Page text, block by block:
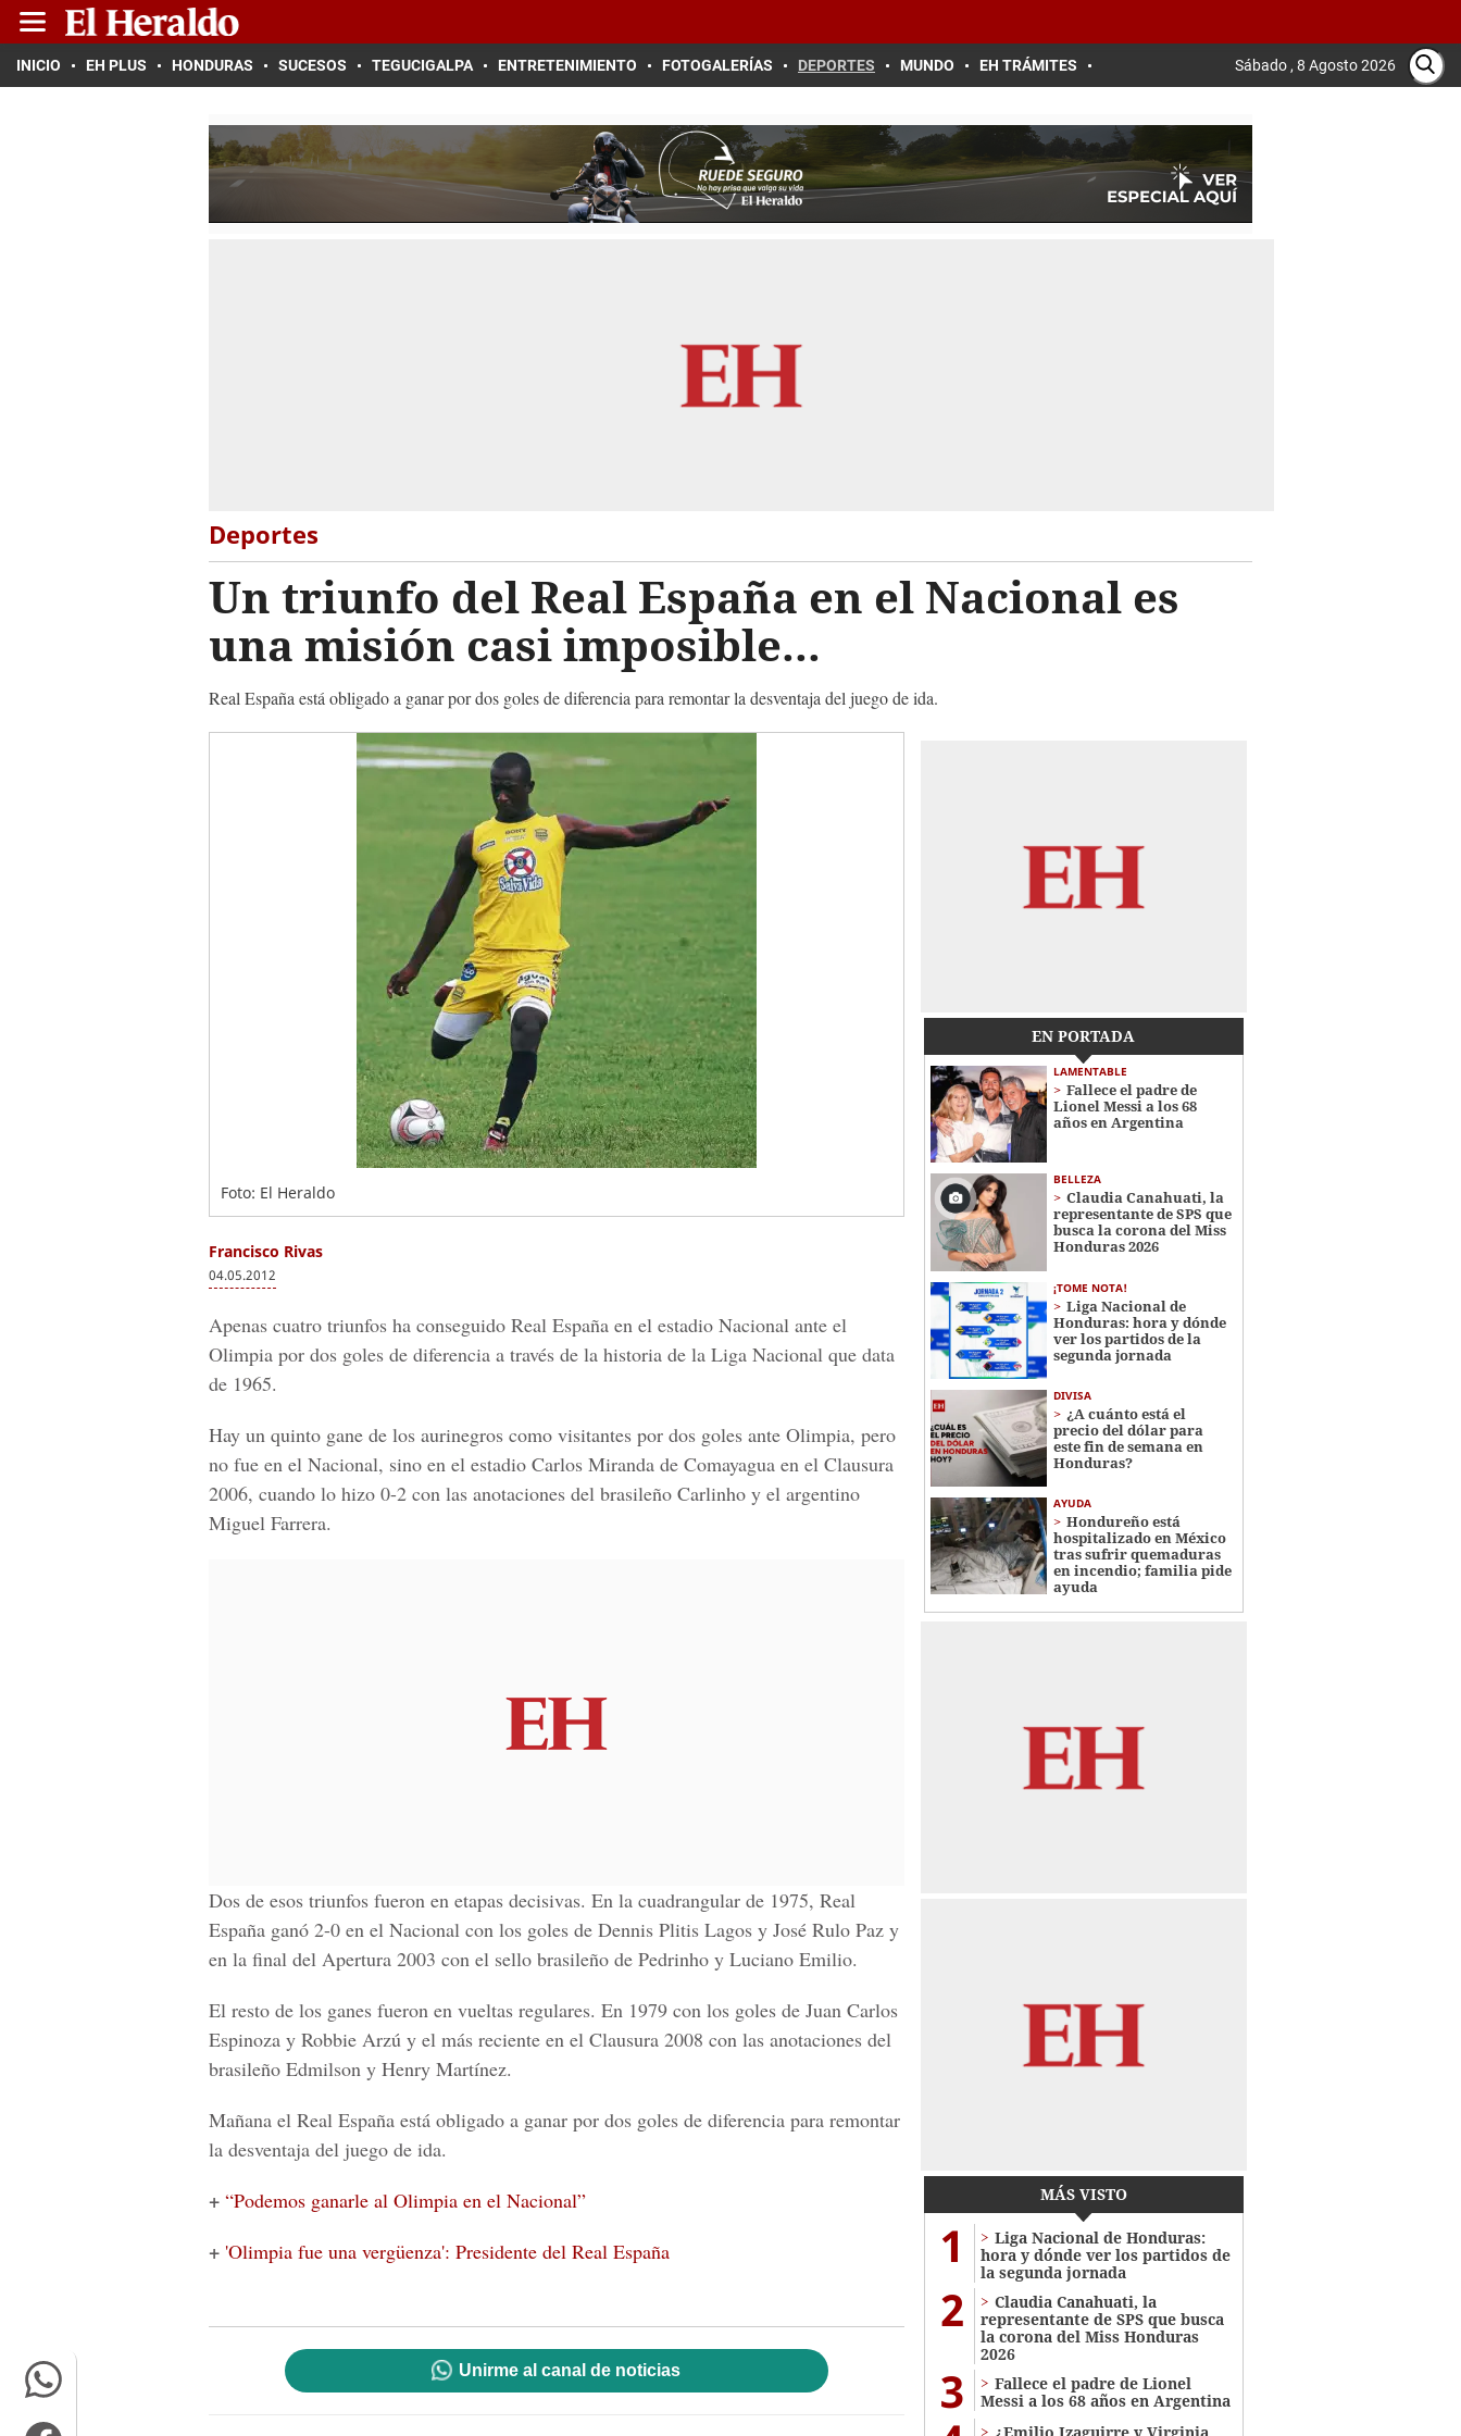
INICIO EH PLUS HONDURAS SUCESOS TEGUCIGALPA ENTRETENIMIENTO FOTOGALERÍAS DEPORTES MUNDO EH TRÁMITES Sábado , 8 Agosto 2026
Deportes
Un triunfo del Real España en el Nacional es
una misión casi imposible...
Real España está obligado a ganar por dos goles de diferencia para remontar la desventaja del juego de ida.
Foto: El Heraldo
Francisco Rivas
04.05.2012
Apenas cuatro triunfos ha conseguido Real España en el estadio Nacional ante el
Olimpia por dos goles de diferencia a través de la historia de la Liga Nacional que data
de 1965.
Hay un quinto gane de los aurinegros como visitantes por dos goles ante Olimpia, pero
no fue en el Nacional, sino en el estadio Carlos Miranda de Comayagua en el Clausura
2006, cuando lo hizo 0-2 con las anotaciones del brasileño Carlinho y el argentino
Miguel Farrera.
Dos de esos triunfos fueron en etapas decisivas. En la cuadrangular de 1975, Real
España ganó 2-0 en el Nacional con los goles de Dennis Plitis Lagos y José Rulo Paz y
en la final del Apertura 2003 con el sello brasileño de Pedrinho y Luciano Emilio.
El resto de los ganes fueron en vueltas regulares. En 1979 con los goles de Juan Carlos
Espinoza y Robbie Arzú y el más reciente en el Clausura 2008 con las anotaciones del
brasileño Edmilson y Henry Martínez.
Mañana el Real España está obligado a ganar por dos goles de diferencia para remontar
la desventaja del juego de ida.
+ “Podemos ganarle al Olimpia en el Nacional”
+ 'Olimpia fue una vergüenza': Presidente del Real España
Unirme al canal de noticias
EN PORTADA
LAMENTABLE
Fallece el padre de
Lionel Messi a los 68
años en Argentina
BELLEZA
Claudia Canahuati, la
representante de SPS que
busca la corona del Miss
Honduras 2026
¡TOME NOTA!
Liga Nacional de
Honduras: hora y dónde
ver los partidos de la
segunda jornada
DIVISA
¿A cuánto está el
precio del dólar para
este fin de semana en
Honduras?
AYUDA
Hondureño está
hospitalizado en México
tras sufrir quemaduras
en incendio; familia pide
ayuda
MÁS VISTO
1
Liga Nacional de Honduras:
hora y dónde ver los partidos de
la segunda jornada
2
Claudia Canahuati, la
representante de SPS que busca
la corona del Miss Honduras
2026
3
Fallece el padre de Lionel
Messi a los 68 años en Argentina